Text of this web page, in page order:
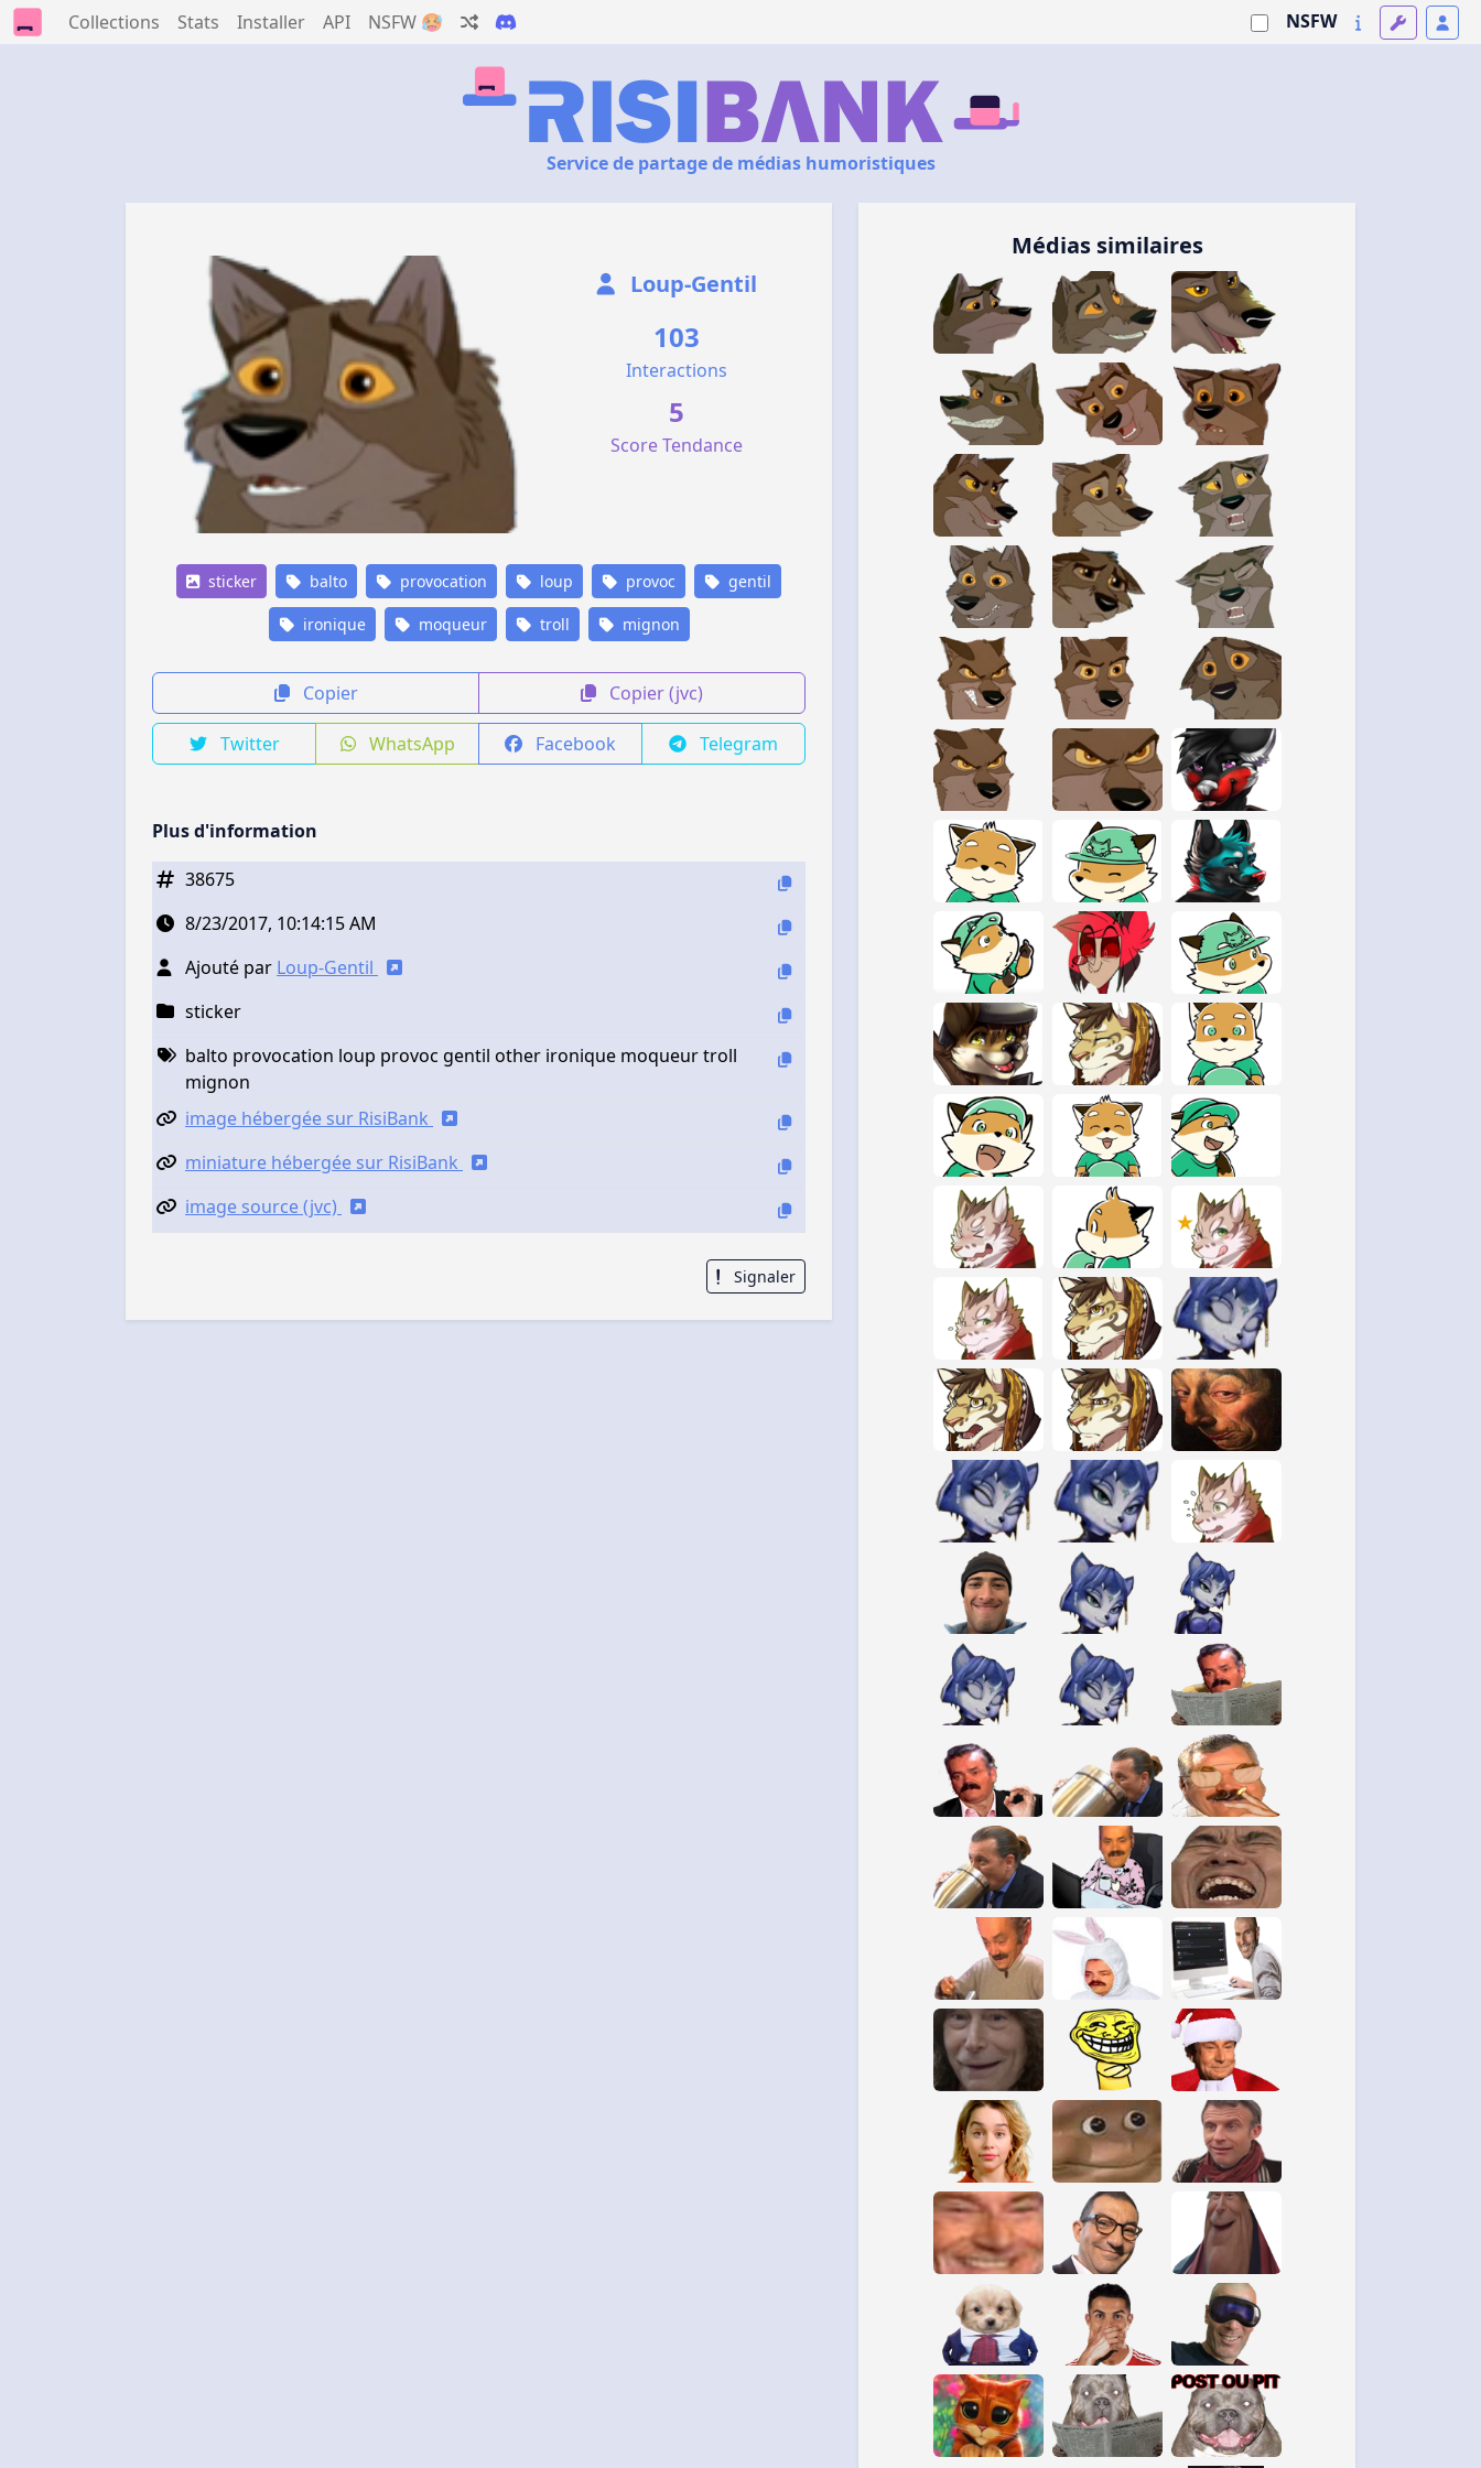
Collections Stats Installer API NSFW 🥵 NSFW
Service de partage de médias humoristiques
Loup-Gentil
103
Interactions
5
Score Tendance
sticker balto provocation loup provoc gentil
ironique moqueur troll mignon
Copier Copier (jvc)
Twitter WhatsApp Facebook Telegram
Plus d'information
38675
8/23/2017, 10:14:15 AM
Ajouté par Loup-Gentil
sticker
balto provocation loup provoc gentil other ironique moqueur troll
mignon
image hébergée sur RisiBank
miniature hébergée sur RisiBank
image source (jvc)
Signaler
Médias similaires